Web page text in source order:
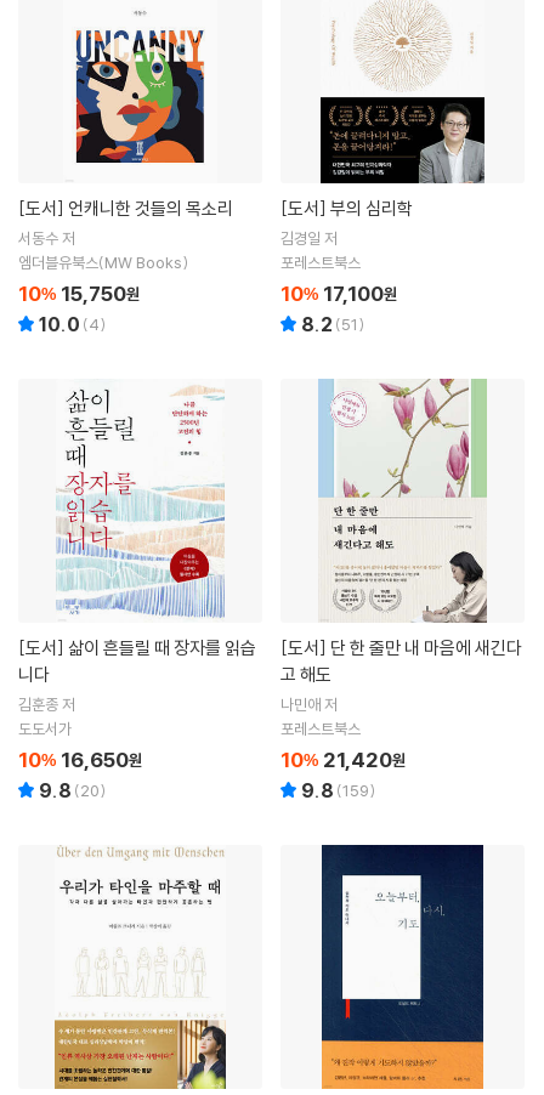
[도서] 언캐니한 것들의 목소리
서동수 저
엠더블유북스(MW Books)
10% 15,750원
10.0 (4)
[도서] 부의 심리학
김경일 저
포레스트북스
10% 17,100원
8.2 (51)
[도서]
니다
김훈종 저
도도서가
10% 16,650원
9.8 (20)
[도서]
고 해도
나민애 저
포레스트북스
10% 21,420원
9.8 (159)